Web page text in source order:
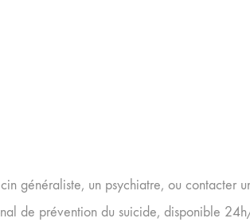
généraliste, un psychiatre, ou contacter
de prévention du suicide, disponible